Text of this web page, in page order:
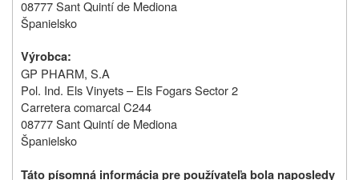
08777 Sant Quintí de Mediona
Španielsko
Výrobca:
GP PHARM, S.A
Pol. Ind. Els Vinyets – Els Fogars Sector 2
Carretera comarcal C244
08777 Sant Quintí de Mediona
Španielsko
Táto písomná informácia pre používateľa bola naposledy